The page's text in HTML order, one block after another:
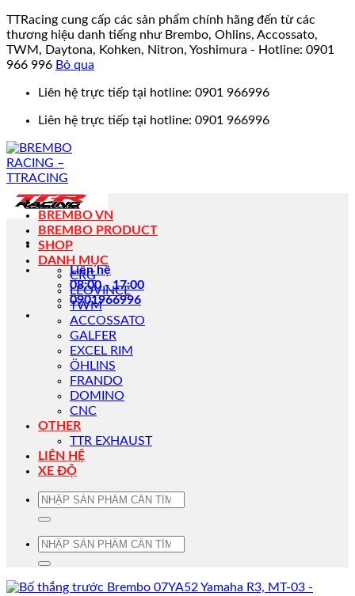
TTRacing cung cấp các sản phẩm chính hãng đến từ các
thương hiệu danh tiếng như Brembo, Ohlins, Accossato,
TWM, Daytona, Kohken, Nitron, Yoshimura - Hotline: 0901
966 996 Bỏ qua
Liên hệ trực tiếp tại hotline: 0901 966996
Liên hệ trực tiếp tại hotline: 0901 966996
Liên hệ
08:00 - 17:00
0901966996
BREMBO VN
BREMBO PRODUCT
SHOP
DANH MỤC
CRG
LEOVINCE
TWM
ACCOSSATO
GALFER
EXCEL RIM
ÖHLINS
FRANDO
DOMINO
CNC
OTHER
TTR EXHAUST
LIÊN HỆ
XE ĐỘ
Tìm
Tìm